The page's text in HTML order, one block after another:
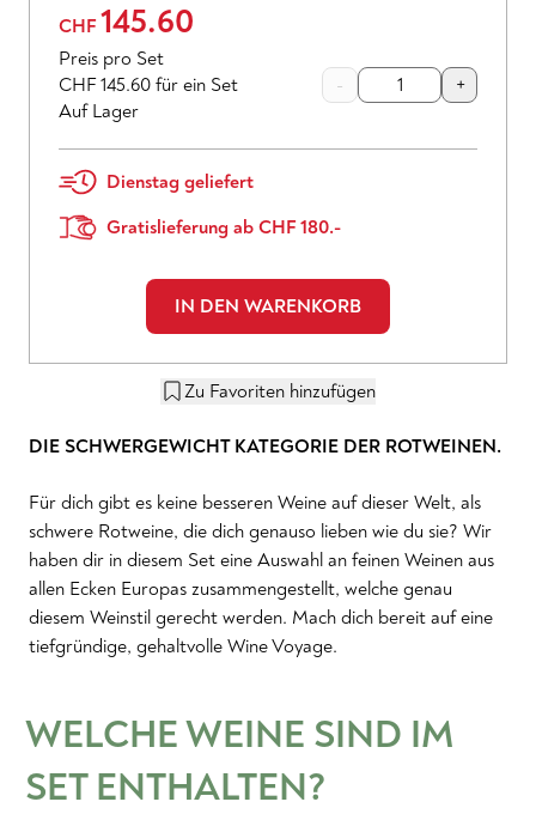
CHF 145.60
Preis pro Set
CHF 145.60 für ein Set
Auf Lager
- +
Dienstag geliefert
Gratislieferung ab CHF 180.-
IN DEN WARENKORB
Zu Favoriten hinzufügen
DIE SCHWERGEWICHT KATEGORIE DER ROTWEINEN.
Für dich gibt es keine besseren Weine auf dieser Welt, als
schwere Rotweine, die dich genauso lieben wie du sie? Wir
haben dir in diesem Set eine Auswahl an feinen Weinen aus
allen Ecken Europas zusammengestellt, welche genau
diesem Weinstil gerecht werden. Mach dich bereit auf eine
tiefgründige, gehaltvolle Wine Voyage.
WELCHE WEINE SIND IM
SET ENTHALTEN?